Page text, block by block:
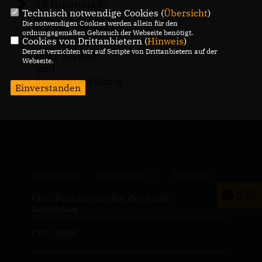
SB Innenstadt-
Ost:
Frühlingsgrillen
mit Austausch
über Verkehr
Stadtentwicklung
Technisch notwendige Cookies (Übersicht)
Die notwendigen Cookies werden allein für den
ordnungsgemäßen Gebrauch der Webseite benötigt.
Cookies von Drittanbietern (Hinweis)
Derzeit verzichten wir auf Scripte von Drittanbietern auf der
Webseite.
Einverstanden